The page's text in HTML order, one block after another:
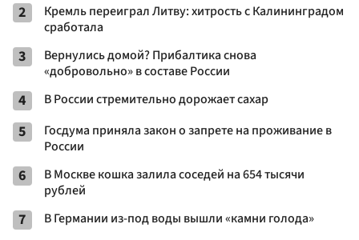
2
Кремль переиграл Литву: хитрость с Калининградом
сработала
3
Вернулись домой? Прибалтика снова
«добровольно» в составе России
4 В России стремительно дорожает сахар
5
Госдума приняла закон о запрете на проживание в
России
6
В Москве кошка залила соседей на 654 тысячи
рублей
7 В Германии из-под воды вышли «камни голода»